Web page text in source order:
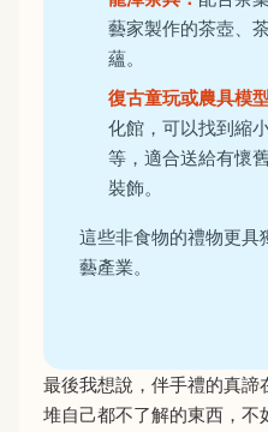
藝家製作的茶壺、
蘊。
復古童玩或農具模型
化館，可以找到縮
等，適合送給有懷
裝飾。
這些非食物的禮物更具
藝產業。
最後我想說，伴手禮的真諦
堆自己都不了解的東西，